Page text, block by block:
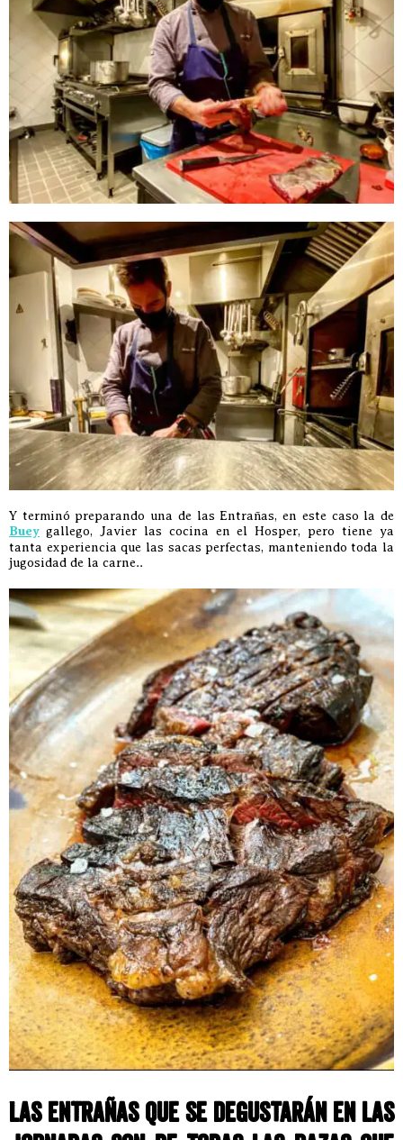
Y terminó preparando una de las Entrañas, en este caso la de
Buey gallego, Javier las cocina en el Hosper, pero tiene ya
tanta experiencia que las sacas perfectas, manteniendo toda la
jugosidad de la carne..
Las entrañas que se degustarán en las